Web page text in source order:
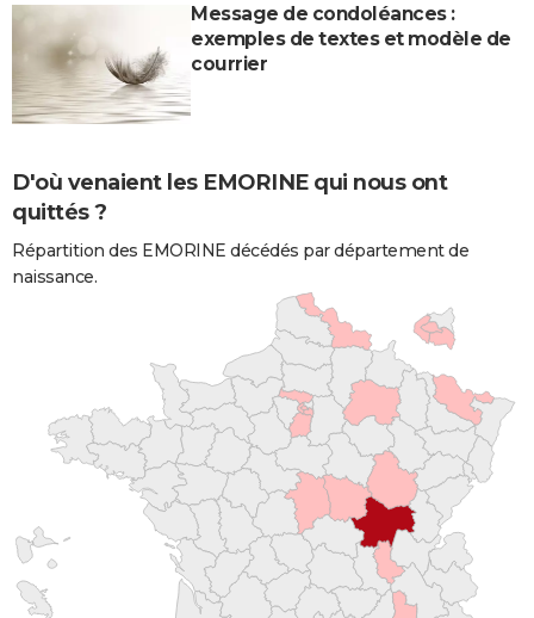
Message de condoléances :
exemples de textes et modèle de
courrier
D'où venaient les EMORINE qui nous ont
quittés ?
Répartition des EMORINE décédés par département de
naissance.